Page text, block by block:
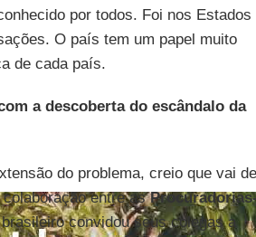
por todos. Foi nos Estados
O país tem um papel muito
de cada país.
a descoberta do escândalo da
do problema, creio que vai
colaboração entre as
convidou seus colegas a